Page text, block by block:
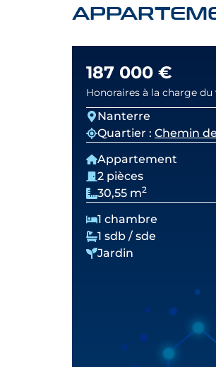
187 000 €
Honoraires à la charge du
Nanterre
Quartier : Chemin
Appartement
2 pièces
30,55 m2
1 chambre
1 sdb / sde
Jardin